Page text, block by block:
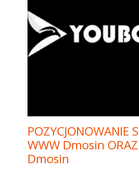
POZYCJONOWANIE
WWW Dmosin ORAZ
Dmosin